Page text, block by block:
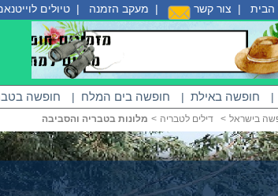
טיולים| מעקב הזמנה | צור קשר | הבית
חופשה | חופשה בים המלח | חופשה באילת |
מלונות בטבריה והסביבה < דילים לטבריה < בישראל